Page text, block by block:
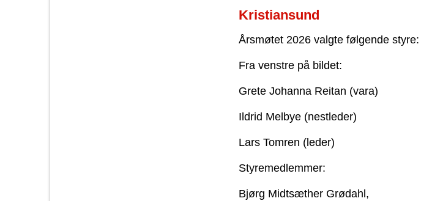
Kristiansund
Årsmøtet 2026 valgte følgende styre:
Fra venstre på bildet:
Grete Johanna Reitan (vara)
Ildrid Melbye (nestleder)
Lars Tomren (leder)
Styremedlemmer:
Bjørg Midtsæther Grødahl,